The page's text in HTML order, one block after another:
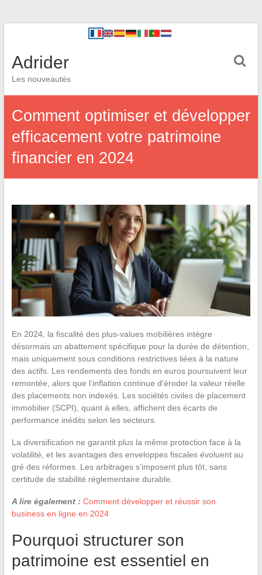
Adrider
Les nouveautés
Comment optimiser et développer
efficacement votre patrimoine
financier en 2024
En 2024, la fiscalité des plus-values mobilières intègre
désormais un abattement spécifique pour la durée de détention,
mais uniquement sous conditions restrictives liées à la nature
des actifs. Les rendements des fonds en euros poursuivent leur
remontée, alors que l’inflation continue d’éroder la valeur réelle
des placements non indexés. Les sociétés civiles de placement
immobilier (SCPI), quant à elles, affichent des écarts de
performance inédits selon les secteurs.
La diversification ne garantit plus la même protection face à la
volatilité, et les avantages des enveloppes fiscales évoluent au
gré des réformes. Les arbitrages s’imposent plus tôt, sans
certitude de stabilité réglementaire durable.
A lire également : Comment développer et réussir son
business en ligne en 2024
Pourquoi structurer son
patrimoine est essentiel en